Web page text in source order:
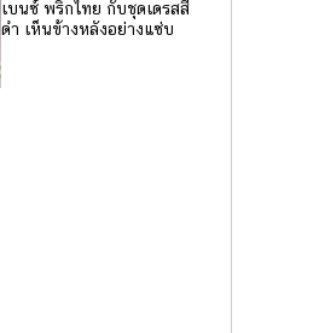
เบนซ์ พริกไทย กับชุดเดรสสี
ดำ เห็นข้างหลังอย่างแซ่บ